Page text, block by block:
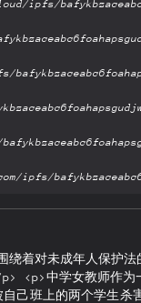
着对未成年人保护
<p>中学女教师作
己班上的两个学生